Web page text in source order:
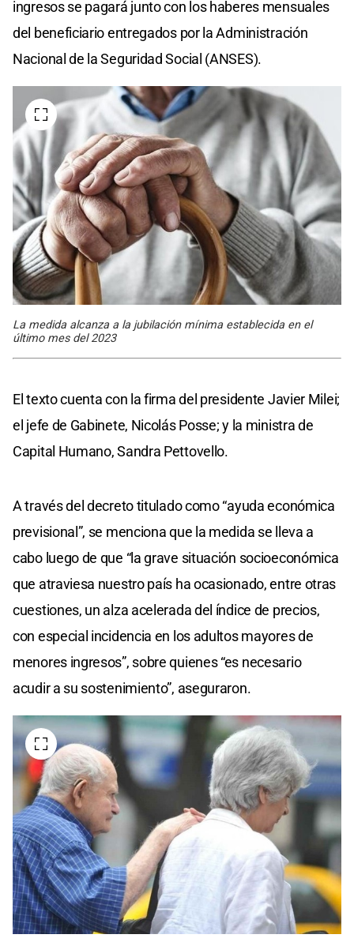
ingresos se pagará junto con los haberes mensuales
del beneficiario entregados por la Administración
Nacional de la Seguridad Social (ANSES).
La medida alcanza a la jubilación mínima establecida en el
último mes del 2023
El texto cuenta con la firma del presidente Javier Milei;
el jefe de Gabinete, Nicolás Posse; y la ministra de
Capital Humano, Sandra Pettovello.
A través del decreto titulado como “ayuda económica
previsional”, se menciona que la medida se lleva a
cabo luego de que “la grave situación socioeconómica
que atraviesa nuestro país ha ocasionado, entre otras
cuestiones, un alza acelerada del índice de precios,
con especial incidencia en los adultos mayores de
menores ingresos”, sobre quienes “es necesario
acudir a su sostenimiento”, aseguraron.